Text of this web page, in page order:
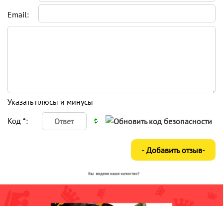
Email:
Указать плюсы и минусы
Код *: